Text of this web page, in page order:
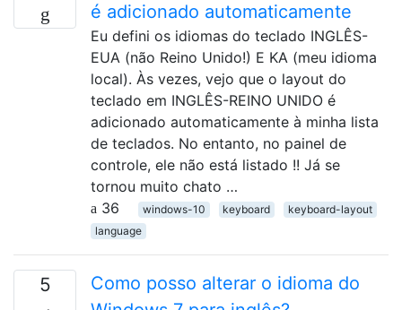
é adicionado automaticamente
Eu defini os idiomas do teclado INGLÊS-
EUA (não Reino Unido!) E KA (meu idioma
local). Às vezes, vejo que o layout do
teclado em INGLÊS-REINO UNIDO é
adicionado automaticamente à minha lista
de teclados. No entanto, no painel de
controle, ele não está listado !! Já se
tornou muito chato …
36
windows-10 keyboard
keyboard-layout
language
5
Como posso alterar o idioma do